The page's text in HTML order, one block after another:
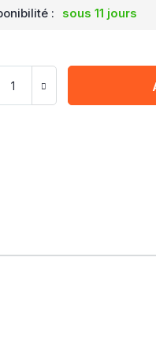
: sous 11 jours